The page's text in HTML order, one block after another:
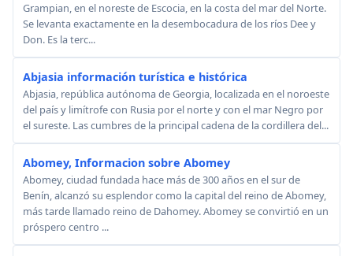
Grampian, en el noreste de Escocia, en la costa del mar del Norte.
Se levanta exactamente en la desembocadura de los ríos Dee y
Don. Es la terc...
Abjasia información turística e histórica
Abjasia, república autónoma de Georgia, localizada en el noroeste
del país y limítrofe con Rusia por el norte y con el mar Negro por
el sureste. Las cumbres de la principal cadena de la cordillera del...
Abomey, Informacion sobre Abomey
Abomey, ciudad fundada hace más de 300 años en el sur de
Benín, alcanzó su esplendor como la capital del reino de Abomey,
más tarde llamado reino de Dahomey. Abomey se convirtió en un
próspero centro ...